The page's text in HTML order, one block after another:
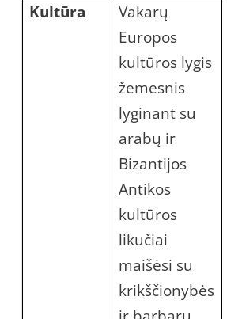
Kultūra
Vakarų
Europos
kultūros lygis
žemesnis
lyginant su
arabų ir
Bizantijos
Antikos
kultūros
likučiai
maišėsi su
krikščionybės